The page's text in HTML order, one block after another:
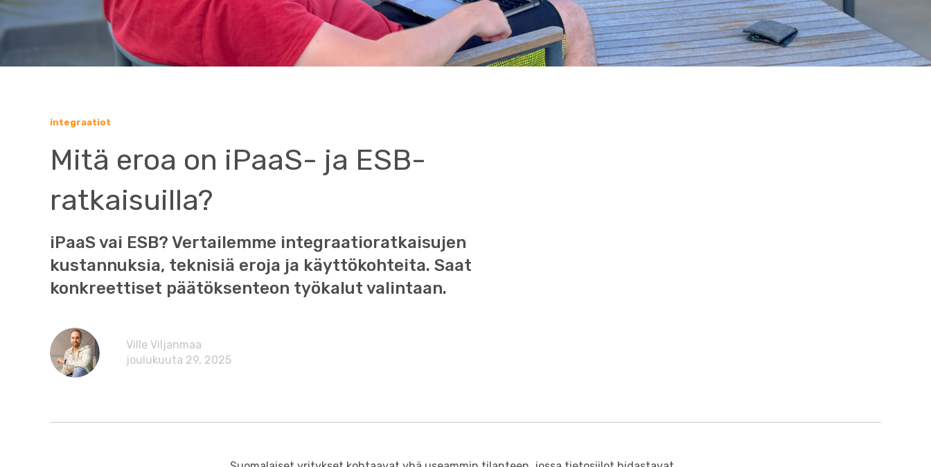
integraatiot
Mitä eroa on iPaaS- ja ESB-
ratkaisuilla?
iPaaS vai ESB? Vertailemme integraatioratkaisujen
kustannuksia, teknisiä eroja ja käyttökohteita. Saat
konkreettiset päätöksenteon työkalut valintaan.
Ville Viljanmaa
joulukuuta 29, 2025